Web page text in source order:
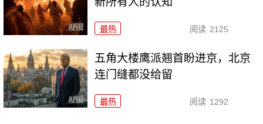
最热 阅读 2125
五角大楼鹰派翘首盼进京，北京
连门缝都没给留
最热 阅读 1292